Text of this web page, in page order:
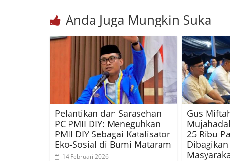
Anda Juga Mungkin Suka
Pelantikan dan Sarasehan
PC PMII DIY: Meneguhkan
PMII DIY Sebagai Katalisator
Eko-Sosial di Bumi Mataram
14 Februari 2026
Gus
25 Ribu